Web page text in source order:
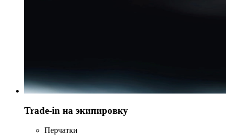
Trade-in на экипировку
Перчатки